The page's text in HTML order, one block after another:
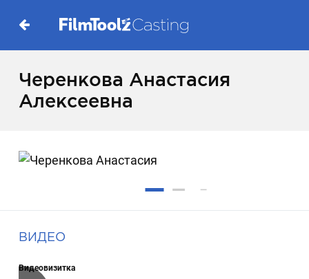
Черенкова Анастасия
Алексеевна
ВИДЕО
Видеовизитка